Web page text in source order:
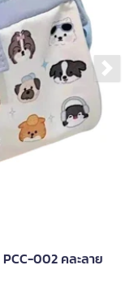
PCC-002 คละลาย